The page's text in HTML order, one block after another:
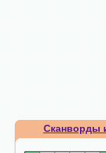
Сканворды